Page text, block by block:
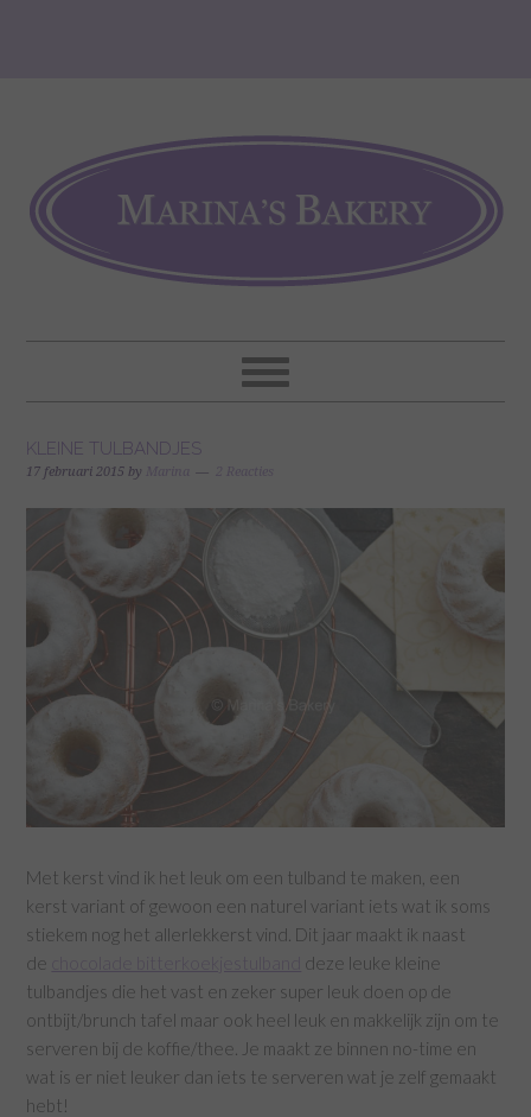
KLEINE TULBANDJES
17 februari 2015 by Marina 2 Reacties
Met kerst vind ik het leuk om een tulband te maken, een
kerst variant of gewoon een naturel variant iets wat ik soms
stiekem nog het allerlekkerst vind. Dit jaar maakt ik naast
de
deze leuke kleine
tulbandjes die het vast en zeker super leuk doen op de
ontbijt/brunch tafel maar ook heel leuk en makkelijk zijn om te
serveren bij de koffie/thee. Je maakt ze binnen no-time en
wat is er niet leuker dan iets te serveren wat je zelf gemaakt
hebt!